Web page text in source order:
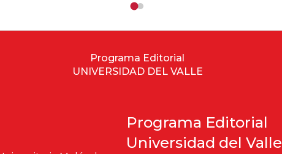
Programa Editorial
UNIVERSIDAD DEL VALLE
Programa Editorial
Universidad del Valle